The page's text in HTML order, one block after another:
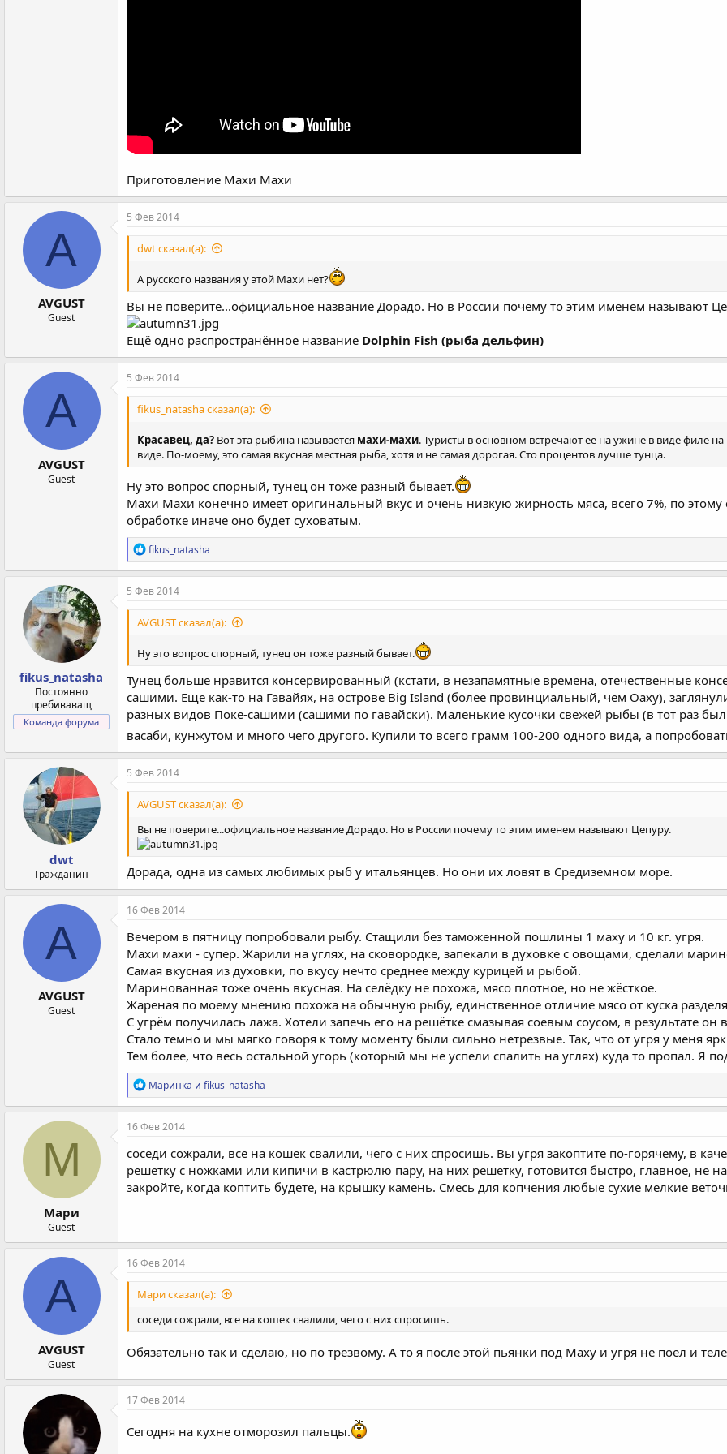
Приготовление Махи Махи
A
AVGUST
Guest
5 Фев 2014
dwt сказал(а):
А русского названия у этой Махи нет?
Вы не поверите...официальное название Дорадо. Но в России почему то этим именем называют
Ещё одно распространённое название Dolphin Fish (рыба дельфин)
A
AVGUST
Guest
5 Фев 2014
fikus_natasha сказал(а):
Красавец, да? Вот эта рыбина называется махи-махи. Туристы в основном встречают ее на ужине в виде филе
виде. По-моему, это самая вкусная местная рыба, хотя и не самая дорогая. Сто процентов лучше тунца.
Ну это вопрос спорный, тунец он тоже разный бывает.
Махи Махи конечно имеет оригинальный вкус и очень низкую жирность мяса, всего 7%, по этому
обработке иначе оно будет суховатым.
Р
е
а
к
и
fikus_natasha
fikus_natasha
Постоянно
пребиваващ
Команда форума
5 Фев 2014
AVGUST сказал(а):
Ну это вопрос спорный, тунец он тоже разный бывает.
Тунец больше нравится консервированный (кстати, в незапамятные времена, отечественные
сашими. Еще как-то на Гавайях, на острове Big Island (более провинциальный, чем Оаху),
разных видов Поке-сашими (сашими по гавайски). Маленькие кусочки свежей рыбы (в тот раз
васаби, кунжутом и много чего другого. Купили то всего грамм 100-200 одного вида, а
dwt
Гражданин
5 Фев 2014
AVGUST сказал(а):
Вы не поверите...официальное название Дорадо. Но в России почему то этим именем называют Цепуру.
Дорада, одна из самых любимых рыб у итальянцев. Но они их ловят в Средиземном море.
A
AVGUST
Guest
16 Фев 2014
Вечером в пятницу попробовали рыбу. Стащили без таможенной пошлины 1 маху и 10 кг. угря.
Махи махи - супер. Жарили на углях, на сковородке, запекали в духовке с овощами, сделали
Самая вкусная из духовки, по вкусу нечто среднее между курицей и рыбой.
Маринованная тоже очень вкусная. На селёдку не похожа, мясо плотное, но не жёсткое.
Жареная по моему мнению похожа на обычную рыбу, единственное отличие мясо от куска
С угрём получилась лажа. Хотели запечь его на решётке смазывая соевым соусом, в результате он
Стало темно и мы мягко говоря к тому моменту были сильно нетрезвые. Так, что от угря у меня
Тем более, что весь остальной угорь (который мы не успели спалить на углях) куда то пропал. Я
Р
е
а
к
и
и
:
Маринка и fikus_natasha
М
Мари
Guest
16 Фев 2014
соседи сожрали, все на кошек свалили, чего с них спросишь. Вы угря закоптите по-горячему, в
решетку с ножками или кипичи в кастрюлю пару, на них решетку, готовится быстро, главное, не
закройте, когда коптить будете, на крышку камень. Смесь для копчения любые сухие мелкие
A
AVGUST
Guest
16 Фев 2014
Мари сказал(а):
соседи сожрали, все на кошек свалили, чего с них спросишь.
Обязательно так и сделаю, но по трезвому. А то я после этой пьянки под Маху и угря не поел и
17 Фев 2014
Сегодня на кухне отморозил пальцы.